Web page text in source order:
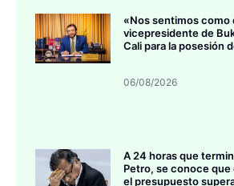
«Nos sentimos como
vicepresidente de
Cali para la posesión
06/08/2026
A 24 horas que
Petro, se conoce que
el presupuesto